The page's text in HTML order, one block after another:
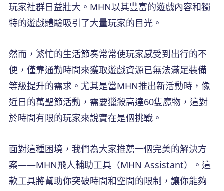
玩家社群日益壯大。MHN以其豐富的遊戲內容和獨
特的遊戲體驗吸引了大量玩家的目光。
然而，繁忙的生活節奏常常使玩家感受到出行的不
便，僅靠通勤時間來獲取遊戲資源已無法滿足裝備
等級提升的需求。尤其是當MHN推出新活動時，像
近日的萬聖節活動，需要獵殺高達60隻魔物，這對
於時間有限的玩家來說實在是個挑戰。
面對這種困境，我們為大家推薦一個完美的解決方
案——MHN飛人輔助工具（MHN Assistant）。這
款工具將幫助你突破時間和空間的限制，讓你能夠